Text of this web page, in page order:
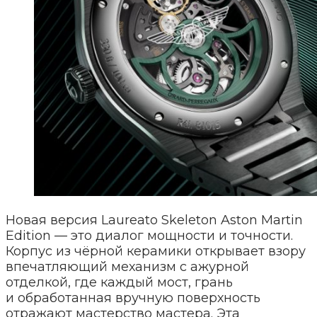
Новая версия Laureato Skeleton Aston Martin
Edition — это диалог мощности и точности.
Корпус из чёрной керамики открывает взору
впечатляющий механизм с ажурной
отделкой, где каждый мост, грань
и обработанная вручную поверхность
отражают мастерство мастера. Эта